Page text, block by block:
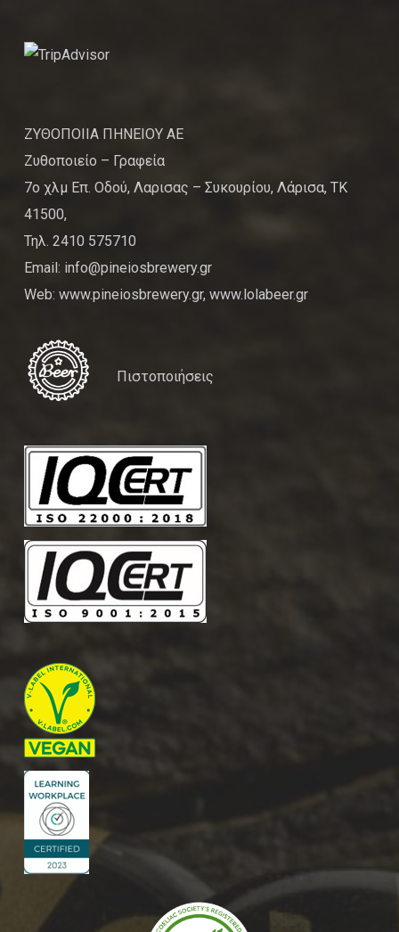
ΖΥΘΟΠΟΙΙΑ ΠΗΝΕΙΟΥ ΑΕ
Ζυθοποιείο – Γραφεία
7ο χλμ Επ. Οδού, Λαρισας – Συκουρίου, Λάρισα, ΤΚ
41500,
Τηλ. 2410 575710
Email: info@pineiosbrewery.gr
Web: www.pineiosbrewery.gr, www.lolabeer.gr
Πιστοποιήσεις